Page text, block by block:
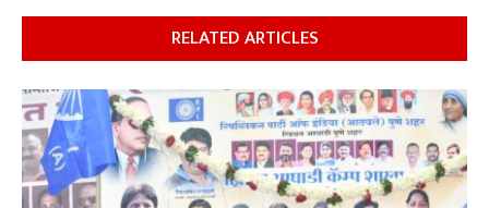
RELATED ARTICLES